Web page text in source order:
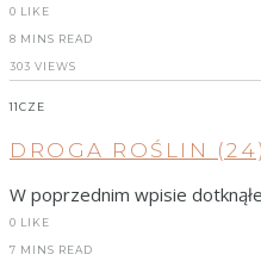
0 LIKE
8 MINS READ
303 VIEWS
11CZE
DROGA ROŚLIN
W poprzednim wpisie
0 LIKE
7 MINS READ